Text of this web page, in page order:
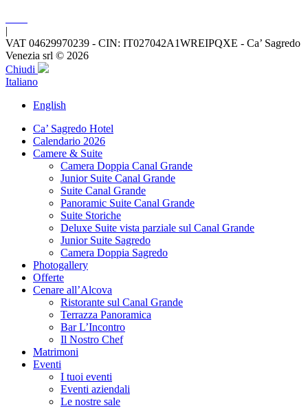
|
VAT 04629970239 - CIN: IT027042A1WREIPQXE - Ca’ Sagredo
Venezia srl © 2026
Chiudi
Italiano
English
Ca’ Sagredo Hotel
Calendario 2026
Camere & Suite
Camera Doppia Canal Grande
Junior Suite Canal Grande
Suite Canal Grande
Panoramic Suite Canal Grande
Suite Storiche
Deluxe Suite vista parziale sul Canal Grande
Junior Suite Sagredo
Camera Doppia Sagredo
Photogallery
Offerte
Cenare all’Alcova
Ristorante sul Canal Grande
Terrazza Panoramica
Bar L’Incontro
Il Nostro Chef
Matrimoni
Eventi
I tuoi eventi
Eventi aziendali
Le nostre sale